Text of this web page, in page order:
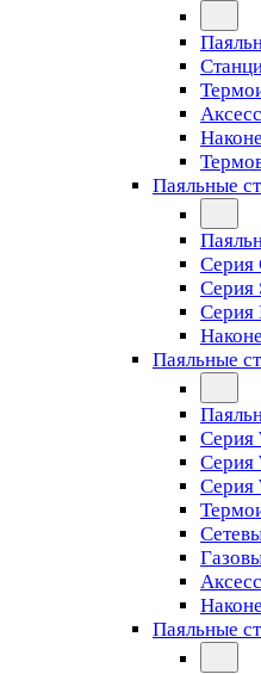
Паяльные
Серия
Серия
Серия
Паяльные
Серия
Серия
Серия
Паяльные